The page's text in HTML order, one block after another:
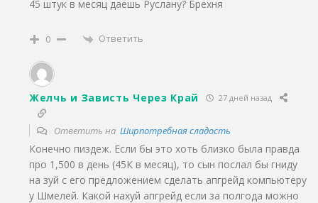
45 штук в месяц даешь Руслану? Брехня
0 Ответить
Желчь и Зависть Через Край 27 дней назад
Ответить на Ширпотребная сладость
Конечно пиздеж. Если бы это хоть близко была правда
про 1,500 в день (45К в месяц), то сын послал бы гниду
на зуй с его предложением сделать апгрейд компьютеру
у Шмелей. Какой нахуй апгрейд если за полгода можно